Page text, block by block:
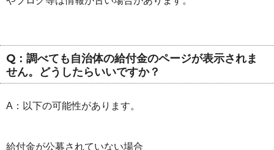
Q：調べても自治体の給付金のページが表示されま
せん。どうしたらいいですか？
A：以下の可能性があります。
給付金が公募されていない場合